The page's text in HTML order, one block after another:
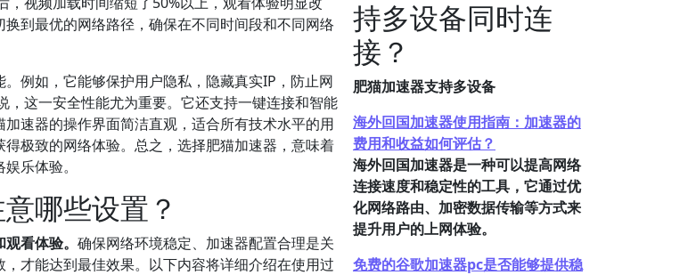
到最优的网络路径，确保在不同时间段和不同网络
例如，它能够保护用户隐私，隐藏真实IP，防止网
这一安全性能尤为重要。它还支持一键连接和智能
速器的操作界面简洁直观，适合所有技术水平的用
极致的网络体验。总之，选择肥猫加速器，意味着
乐体验。
哪些设置？
看体验。 确保网络环境稳定、加速器配置合理是关
才能达到最佳效果。以下内容将详细介绍在使用过
持多设备同时连
接？
肥猫加速器支持多设备
海外回国加速器使用指南：加速器的
费用和收益如何评估？
海外回国加速器是一种可以提高网络
连接速度和稳定性的工具，它通过优
化网络路由、加密数据传输等方式来
提升用户的上网体验。
免费的谷歌加速器pc是否能够提供稳